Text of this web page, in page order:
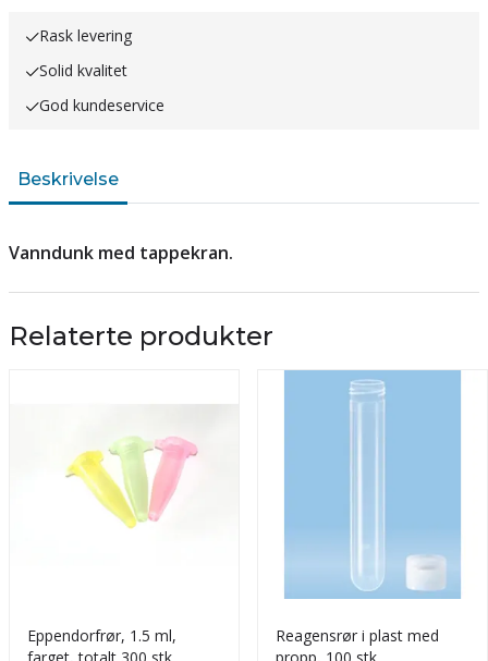
Rask levering
Solid kvalitet
God kundeservice
Beskrivelse
Vanndunk med tappekran.
Relaterte produkter
Eppendorfrør, 1.5 ml,
Reagensrør i plast med